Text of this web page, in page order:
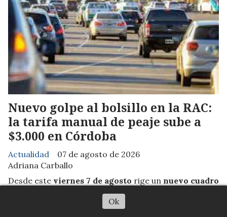
Nuevo golpe al bolsillo en la RAC:
la tarifa manual de peaje sube a
$3.000 en Córdoba
Adriana Carballo
Actualidad 07 de agosto de 2026
Desde este viernes 7 de agosto rige un nuevo cuadro
tarifario en los peajes de la Red de Accesos a
(RAC), administrados por
Ok